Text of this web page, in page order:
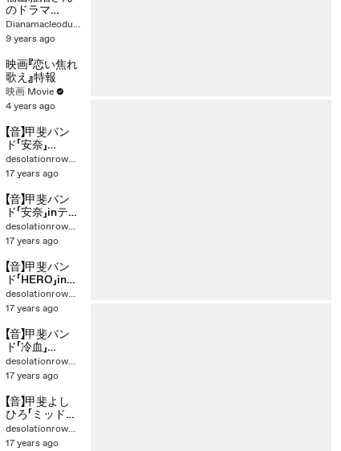
ろし（コメン
トあり） - 音
楽ナタリー
のドラマ
「LOVEsong」に
めさましテレ
Dianamacleodunequalednhan
9 years ago
映画『恋い焦れ
歌え』特報
映画 Movie
4 years ago
【音】甲斐バン
ド「安奈」
「HERO」inテレ
ビ
desolationrow555
17 years ago
【音】甲斐バン
ド「安奈」inテレ
ビ
desolationrow555
17 years ago
【音】甲斐バン
ド「HERO」inテ
レビ
desolationrow555
17 years ago
【音】甲斐バン
ド「冷血」
BIGNIGHT199
6
desolationrow555
17 years ago
【音】甲斐よし
ひろ「ミッドナ
イトプラスワ
ン」APOLLO
desolationrow555
17 years ago